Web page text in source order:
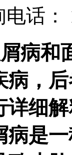
话：
病和
病，
详细
病是